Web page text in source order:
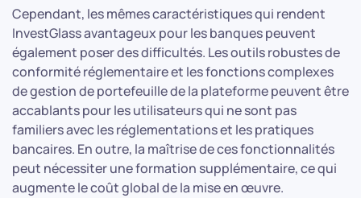
Cependant, les mêmes caractéristiques qui rendent
InvestGlass avantageux pour les banques peuvent
également poser des difficultés. Les outils robustes de
conformité réglementaire et les fonctions complexes
de gestion de portefeuille de la plateforme peuvent être
accablants pour les utilisateurs qui ne sont pas
familiers avec les réglementations et les pratiques
bancaires. En outre, la maîtrise de ces fonctionnalités
peut nécessiter une formation supplémentaire, ce qui
augmente le coût global de la mise en œuvre.